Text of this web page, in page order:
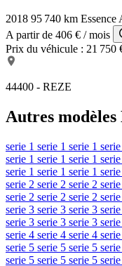
2018 95 740 km Essence
A partir de 406 € / mois
Prix du véhicule : 21 750
44400 - REZE
Autres
serie 1 serie 1 serie 1 serie
serie 1 serie 1 serie 1 serie
serie 1 serie 1 serie 1 serie
serie 2 serie 2 serie 2
serie 2 serie 2 serie 2
serie 3 serie 3 serie 3
serie 3 serie 3 serie 3
serie 4 serie 4 serie 4
serie 5 serie 5 serie 5
serie 5 serie 5 serie 5